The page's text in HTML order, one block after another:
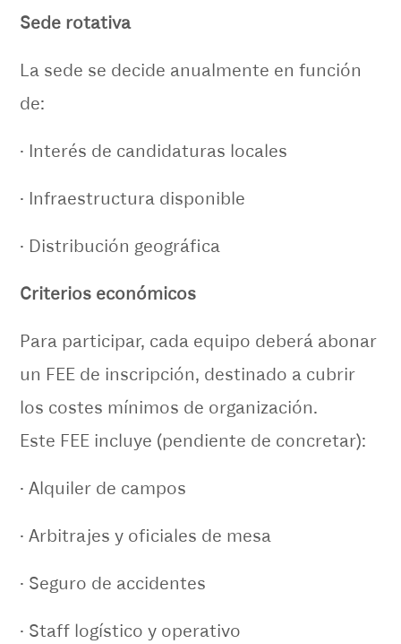
Sede rotativa
La sede se decide anualmente en función
de:
· Interés de candidaturas locales
· Infraestructura disponible
· Distribución geográfica
Criterios económicos
Para participar, cada equipo deberá abonar
un FEE de inscripción, destinado a cubrir
los costes mínimos de organización.
Este FEE incluye (pendiente de concretar):
· Alquiler de campos
· Arbitrajes y oficiales de mesa
· Seguro de accidentes
· Staff logístico y operativo